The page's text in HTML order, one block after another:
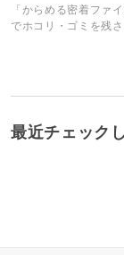
「からめる密着ファイ
でホコリ・ゴミを残さ
最近チェック